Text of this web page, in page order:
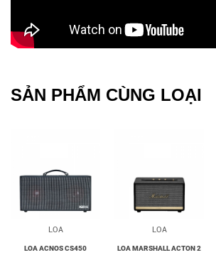
SẢN PHẨM CÙNG LOẠI
LOA
LOA ACNOS CS450
LOA
LOA MARSHALL ACTON 2